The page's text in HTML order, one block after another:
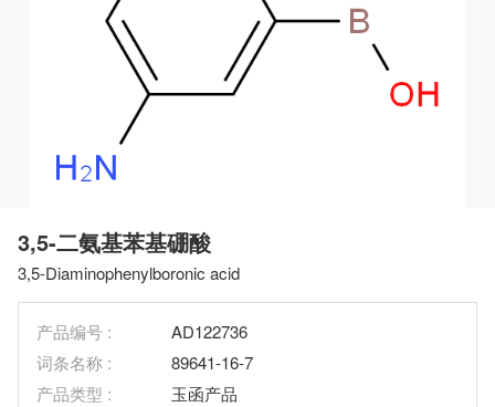
3,5-二氨基苯基硼酸
3,5-Diaminophenylboronic acid
产品编号 :
AD122736
词条名称 :
89641-16-7
产品类型 :
玉函产品